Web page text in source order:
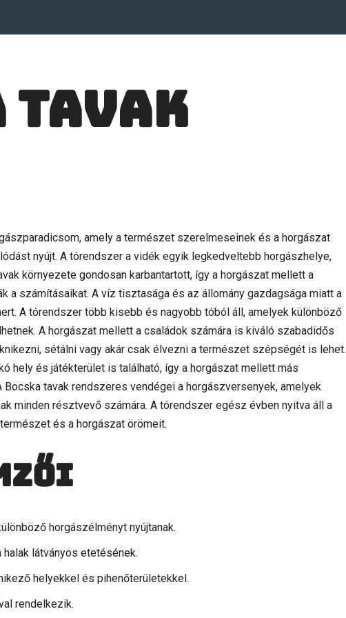
tavak
amely a természet szerelmeseinek és a horgászat
nyújt. A tórendszer a vidék egyik legkedveltebb horgászhelye,
környezete gondosan karbantartott, így a horgászat mellett a
a számításaikat. A víz tisztasága és az állomány gazdagsága miatt a
A tórendszer több kisebb és nagyobb tóból áll, amelyek különböző
A horgászat mellett a családok számára is kiváló szabadidős
sétálni vagy akár csak élvezni a természet szépségét is lehet.
hely és játékterület is található, így a horgászat mellett más
tavak rendszeres vendégei a horgászversenyek, amelyek
minden résztvevő számára. A tórendszer egész évben nyitva áll a
és a horgászat örömeit.
horgászélményt nyújtanak.
látványos etetésének.
helyekkel és pihenőterületekkel.
rendelkezik.